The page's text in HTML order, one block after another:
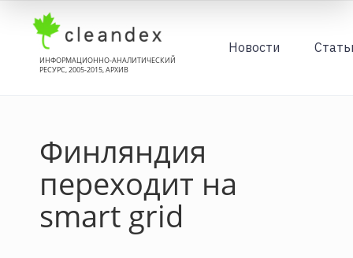
ИНФОРМАЦИОННО-АНАЛИТИЧЕСКИЙ
РЕСУРС, 2005-2015, АРХИВ
Новости
Финляндия
переходит на
smart grid